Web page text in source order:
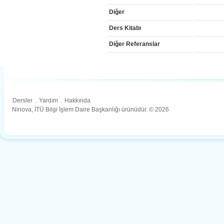
Diğer
Ders Kitabı
Diğer Referanslar
Dersler . Yardım . Hakkında
Ninova, İTÜ Bilgi İşlem Daire Başkanlığı ürünüdür. © 2026